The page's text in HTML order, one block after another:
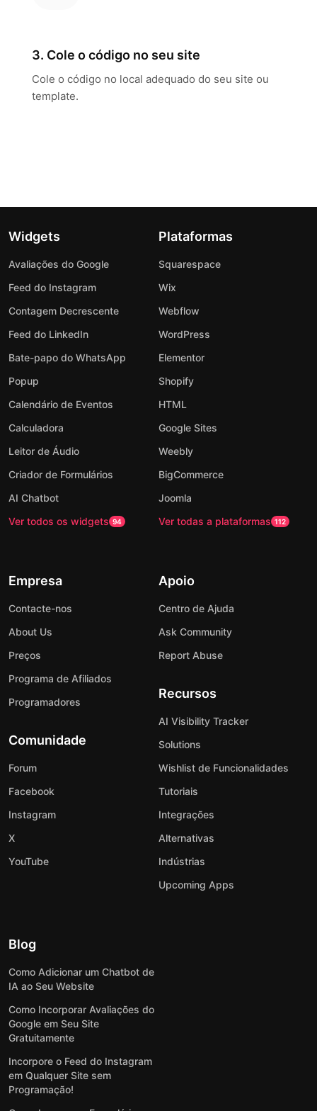
3. Cole o código no seu site
Cole o código no local adequado do seu site ou
template.
Widgets
Avaliações do Google
Feed do Instagram
Contagem Decrescente
Feed do LinkedIn
Bate-papo do WhatsApp
Popup
Calendário de Eventos
Calculadora
Leitor de Áudio
Criador de Formulários
AI Chatbot
Ver todos os widgets 94
Plataformas
Squarespace
Wix
Webflow
WordPress
Elementor
Shopify
HTML
Google Sites
Weebly
BigCommerce
Joomla
Ver todas a plataformas 112
Empresa
Contacte-nos
About Us
Preços
Programa de Afiliados
Programadores
Comunidade
Forum
Facebook
Instagram
X
YouTube
Apoio
Centro de Ajuda
Ask Community
Report Abuse
Recursos
AI Visibility Tracker
Solutions
Wishlist de Funcionalidades
Tutoriais
Integrações
Alternativas
Indústrias
Upcoming Apps
Blog
Como Adicionar um Chatbot de
IA ao Seu Website
Como Incorporar Avaliações do
Google em Seu Site
Gratuitamente
Incorpore o Feed do Instagram
em Qualquer Site sem
Programação!